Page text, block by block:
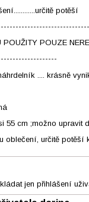
potěší
POUŽITY POUZE
.... krásně
55 cm ;možno upravit
oblečení, určitě potěší
jen přihlášení